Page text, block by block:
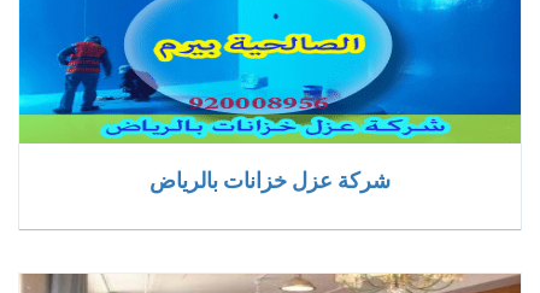
شركة عزل خزانات بالرياض